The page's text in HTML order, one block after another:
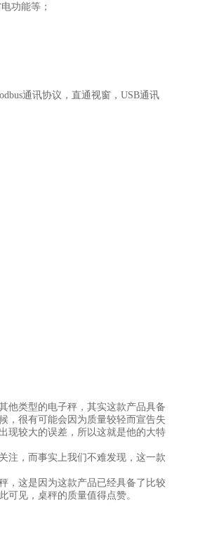
功能等；
通讯协议，直通视窗，USB通讯
他类型的电子秤，其实这款产品具备
，很有可能会因为质量较轻而宣告失
现较大的误差，所以这就是他的大特
注，而事实上我们不难发现，这一款
，这是因为这款产品已经具备了比较
见，桌秤的质量值得点赞。